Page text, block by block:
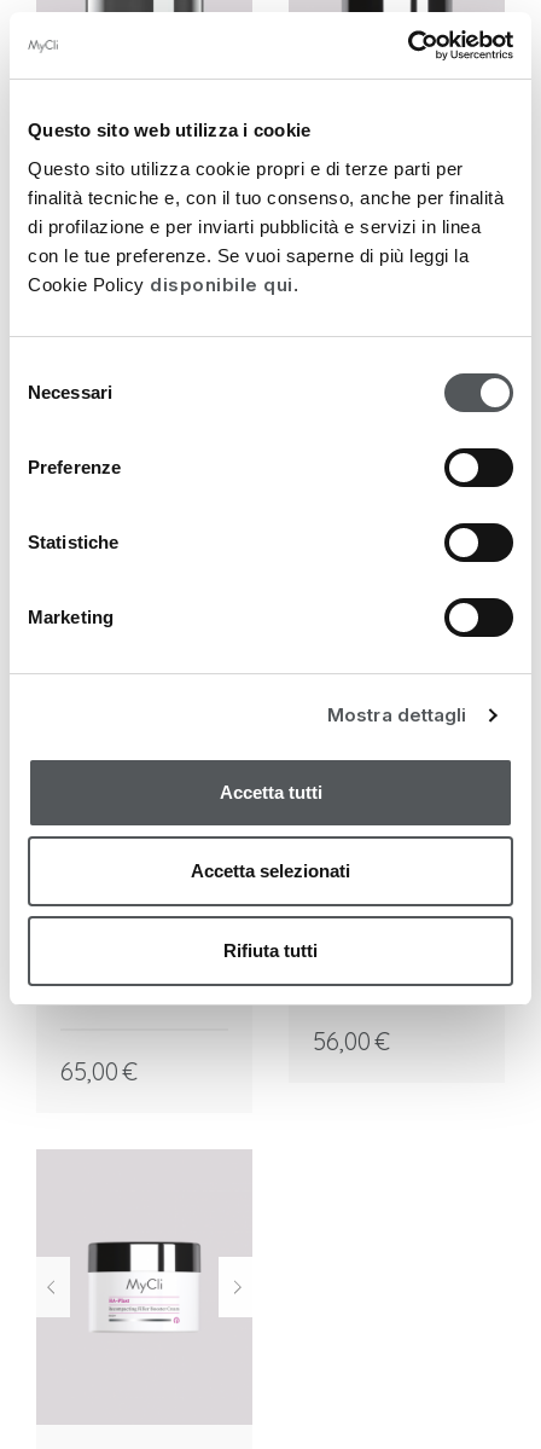
Questo sito web utilizza i cookie
Questo sito utilizza cookie propri e di terze parti per
finalità tecniche e, con il tuo consenso, anche per finalità
di profilazione e per inviarti pubblicità e servizi in linea
con le tue preferenze. Se vuoi saperne di più leggi la
Cookie Policy disponibile qui.
delNecessari
Preferenze
Statistiche
Marketing
Mostra dettagli
Accetta tutti
Accetta selezionati
Rifiuta tutti
HA-PLAST
Pluriattivo 3
Filler-Booster-
Teint 50ml
85,00
HA-PLAST
Pluriattivo 3
Filler-Booster-
Teint 15ml
65,00€
HA-PLAST
Aufpolsternder
Balm 15ml
56,00€